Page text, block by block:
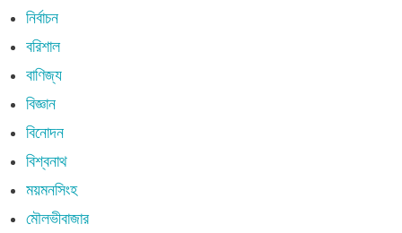
নির্বাচন
বরিশাল
বাণিজ্য
বিজ্ঞান
বিনোদন
বিশ্বনাথ
ময়মনসিংহ
মৌলভীবাজার